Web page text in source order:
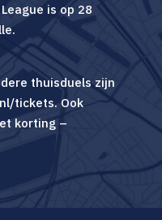
is op 28
thuisduels zijn
tickets. Ook
korting –